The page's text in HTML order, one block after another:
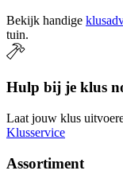
Bekijk handige
tuin.
Hulp bij je klus
Laat jouw klus
Klusservice
Assortiment